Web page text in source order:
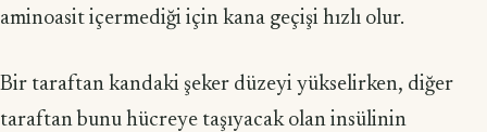
aminoasit içermediği için kana geçişi hızlı olur.
Bir taraftan kandaki şeker düzeyi yükselirken, diğer
taraftan bunu hücreye taşıyacak olan insülinin